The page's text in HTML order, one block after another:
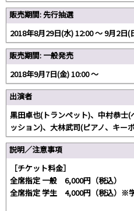
販売期間: 先行抽選
2018年8月29日(水) 12:00 〜 9月2日(
販売期間: 一般発売
2018年9月7日(金) 10:00 〜
出演者
黒田卓也(トランペット)、中村恭士
ッション)、大林武司(ピアノ、キー
説明／注意事項
［チケット料金］
全席指定 一般 6,000円（税込）
全席指定 学生 4,000円（税込）※